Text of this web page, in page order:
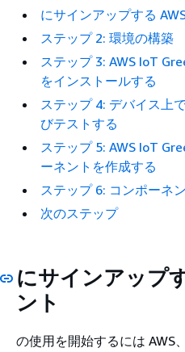
にサインアップする
ステップ 2: 環境の構築
ステップ 3: AWS IoT
をインストールする
ステップ 4: デバイス上
びテストする
ステップ 5: AWS IoT
ーネントを作成する
ステップ 6: コンポーネ
次のステップ
にサインアップ
ント
の使用を開始するには AWS